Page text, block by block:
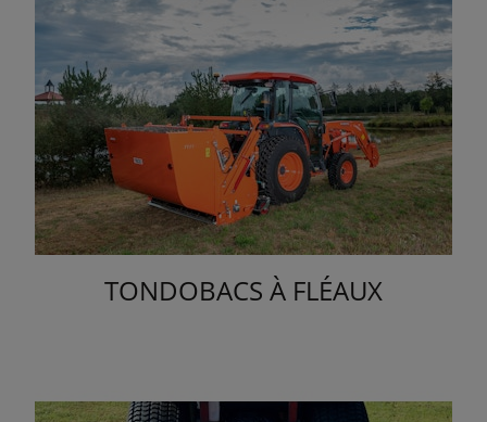
TONDOBACS À FLÉAUX